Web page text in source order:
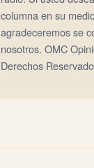
columna en su
agradeceremos se
nosotros. OMC
Derechos